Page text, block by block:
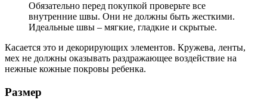
Обязательно перед покупкой проверьте все
внутренние швы. Они не должны быть жесткими.
Идеальные швы – мягкие, гладкие и скрытые.
Касается это и декорирующих элементов. Кружева, ленты,
мех не должны оказывать раздражающее воздействие на
нежные кожные покровы ребенка.
Размер